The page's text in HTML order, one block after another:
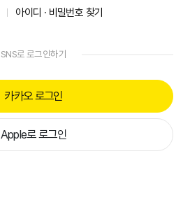
아이디 · 비밀번호 찾기
SNS로 로그인하기
카카오 로그인
Apple로 로그인